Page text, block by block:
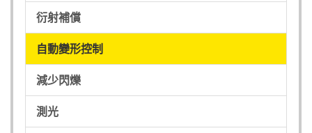
衍射補償
自動變形控制
減少閃爍
測光